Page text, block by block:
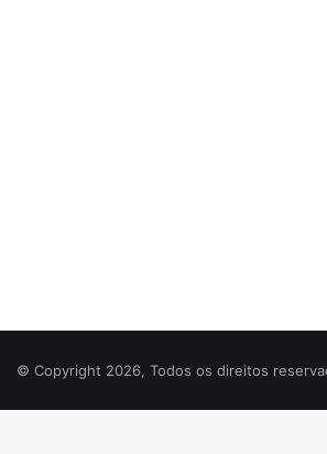
© Copyright 2026, Todos os direitos